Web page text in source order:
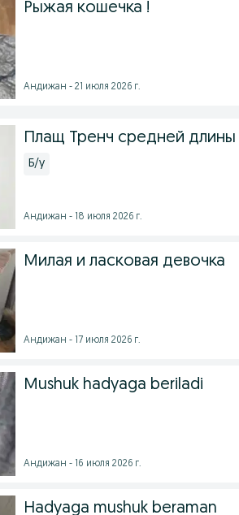
Рыжая кошечка !
Андижан - 21 июля 2026 г.
Плащ Тренч средней длины
Б/у
Андижан - 18 июля 2026 г.
Милая и ласковая девочка
Андижан - 17 июля 2026 г.
Mushuk hadyaga beriladi
Андижан - 16 июля 2026 г.
Hadyaga mushuk beraman